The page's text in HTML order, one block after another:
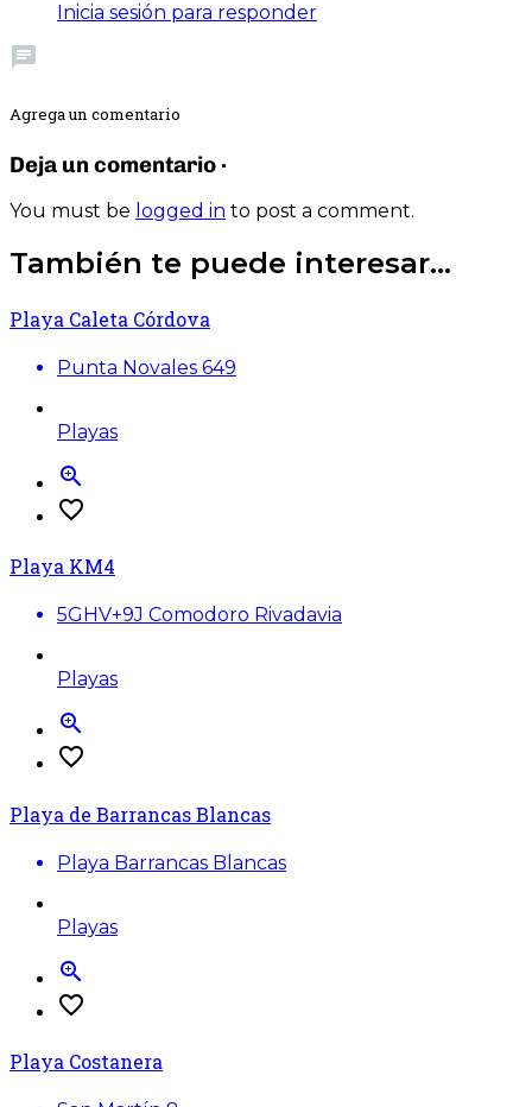
Inicia sesión para responder
chat
Agrega un comentario
Deja un comentario ·
You must be logged in to post a comment.
También te puede interesar...
Playa Caleta Córdova
Punta Novales 649
Playas
zoom_in
favorite_border
Playa KM4
5GHV+9J Comodoro Rivadavia
Playas
zoom_in
favorite_border
Playa de Barrancas Blancas
Playa Barrancas Blancas
Playas
zoom_in
favorite_border
Playa Costanera